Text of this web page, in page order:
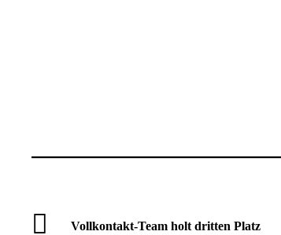
Vollkontakt-Team holt dritten Platz